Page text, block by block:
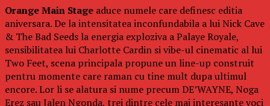
Orange Main Stage aduce numele care definesc editia
aniversara. De la intensitatea inconfundabila a lui Nick Cave
& The Bad Seeds la energia exploziva a Palaye Royale,
sensibilitatea lui Charlotte Cardin si vibe-ul cinematic al lui
Two Feet, scena principala propune un line-up construit
pentru momente care raman cu tine mult dupa ultimul
encore. Lor li se alatura si nume precum DE’WAYNE, Noga
Erez sau Jalen Ngonda, trei dintre cele mai interesante voci